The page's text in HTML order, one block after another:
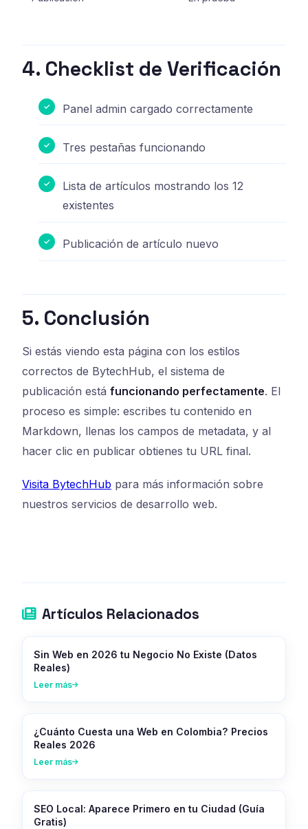
4. Checklist de Verificación
Panel admin cargado correctamente
Tres pestañas funcionando
Lista de artículos mostrando los 12
existentes
Publicación de artículo nuevo
5. Conclusión
Si estás viendo esta página con los estilos
correctos de BytechHub, el sistema de
publicación está funcionando perfectamente. El
proceso es simple: escribes tu contenido en
Markdown, llenas los campos de metadata, y al
hacer clic en publicar obtienes tu URL final.
Visita BytechHub para más información sobre
nuestros servicios de desarrollo web.
Artículos Relacionados
Sin Web en 2026 tu Negocio No Existe (Datos
Reales)
Leer más
¿Cuánto Cuesta una Web en Colombia? Precios
Reales 2026
Leer más
SEO Local: Aparece Primero en tu Ciudad (Guía
Gratis)